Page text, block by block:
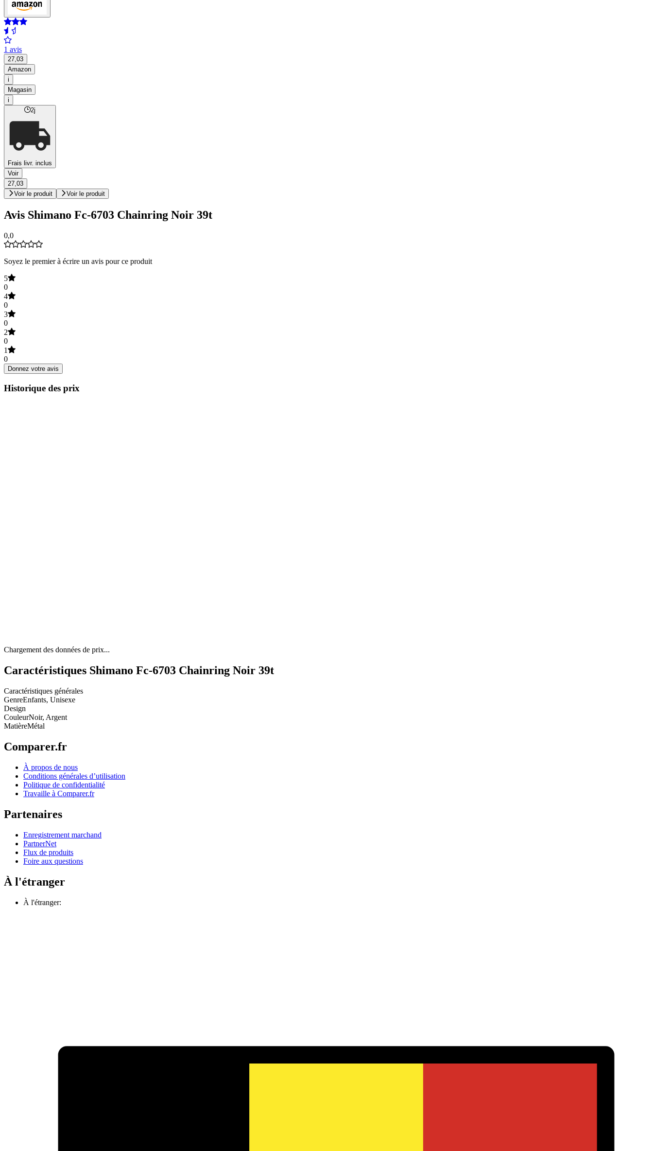
1 avis
27,03
Amazon
i
Magasin
i
2j
Frais livr. inclus
Voir
27,03
Voir le produit
Voir le produit
Avis Shimano Fc-6703 Chainring Noir 39t
0,0
Soyez le premier à écrire un avis pour ce produit
5
0
4
0
3
0
2
0
1
0
Donnez votre avis
Historique des prix
Chargement des données de prix...
Caractéristiques Shimano Fc-6703 Chainring Noir 39t
Caractéristiques générales
GenreEnfants, Unisexe
Design
CouleurNoir, Argent
MatièreMétal
Comparer.fr
À propos de nous
Conditions générales d’utilisation
Politique de confidentialité
Travaille à Comparer.fr
Partenaires
Enregistrement marchand
PartnerNet
Flux de produits
Foire aux questions
À l'étranger
À l'étranger: